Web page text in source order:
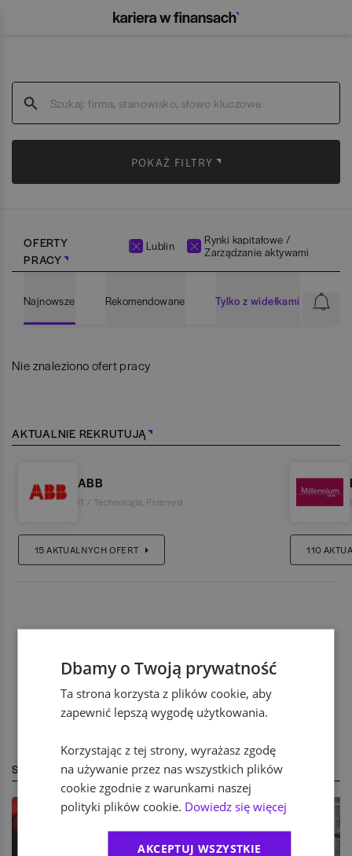
POKAŻ FILTRY
OFERTY
PRACY
Lublin
Rynki kapitałowe /
Zarządzanie aktywami
Najnowsze Rekomendowane Tylko z widełkami
Nie znaleziono ofert pracy
AKTUALNIE REKRUTUJĄ
ABB
IT / Technologia Przemysł
15AKTUALNYCH OFERT 110
STREFA EKSPERTA
Dbamy o Twoją prywatność
Ta strona korzysta z plików cookie, aby
zapewnić lepszą wygodę użytkowania.
Korzystając z tej strony, wyrażasz zgodę
na używanie przez nas wszystkich plików
cookie zgodnie z warunkami naszej
polityki plików cookie. Dowiedz się więcej
AKCEPTUJ WSZYSTKIE